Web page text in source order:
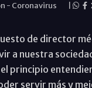
- Coronavirus
de director
a nuestra
principio
servir más y